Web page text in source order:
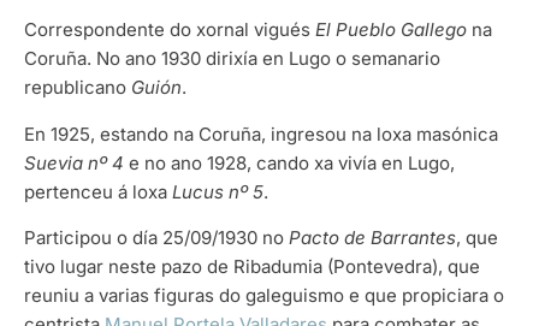
Correspondente do xornal vigués El Pueblo Gallego na
Coruña. No ano 1930 dirixía en Lugo o semanario
republicano Guión.
En 1925, estando na Coruña, ingresou na loxa masónica
Suevia nº 4 e no ano 1928, cando xa vivía en Lugo,
pertenceu á loxa Lucus nº 5.
Participou o día 25/09/1930 no Pacto de Barrantes, que
tivo lugar neste pazo de Ribadumia (Pontevedra), que
reuniu a varias figuras do galeguismo e que propiciara o